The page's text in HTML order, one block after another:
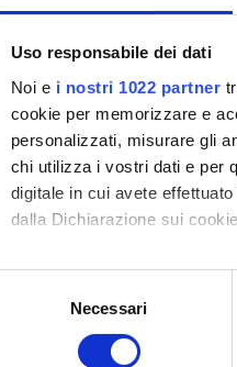
Uso responsabile dei dati
Noi e i nostri 1022 partner
cookie per memorizzare e
personalizzati, misurare gli
chi utilizza i vostri dati e per
digitale in cui avete
dalla Dichiarazione sui
Con il tuo consenso,
raccogliere
digitali).
Necessari